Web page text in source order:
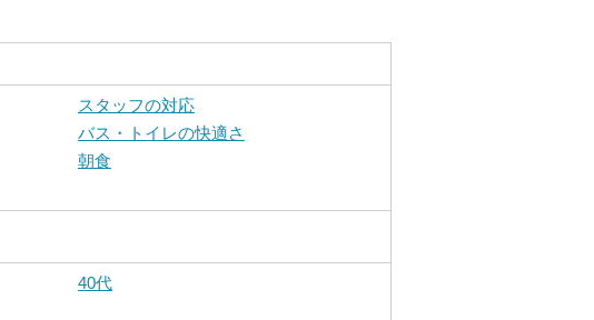
スタッフの対応
バス・トイレの快適さ
朝食
40代